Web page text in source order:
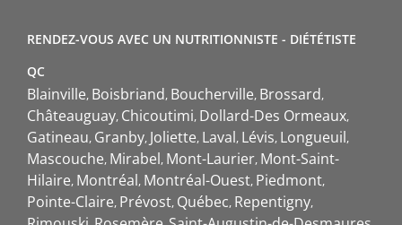
RENDEZ-VOUS AVEC UN NUTRITIONNISTE - DIÉTÉTISTE
QC
Blainville Boisbriand Boucherville Brossard
Châteauguay Chicoutimi Dollard-Des Ormeaux
Gatineau Granby Joliette Laval Lévis Longueuil
Mascouche Mirabel Mont-Laurier Mont-Saint-
Hilaire Montréal Montréal-Ouest Piedmont
Pointe-Claire Prévost Québec Repentigny